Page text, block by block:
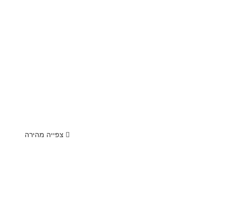
צפייה מהירה